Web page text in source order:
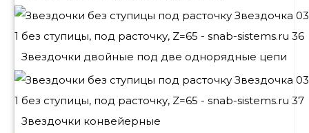
Звездочки двойные под две однорядные цепи
Звездочки конвейерные